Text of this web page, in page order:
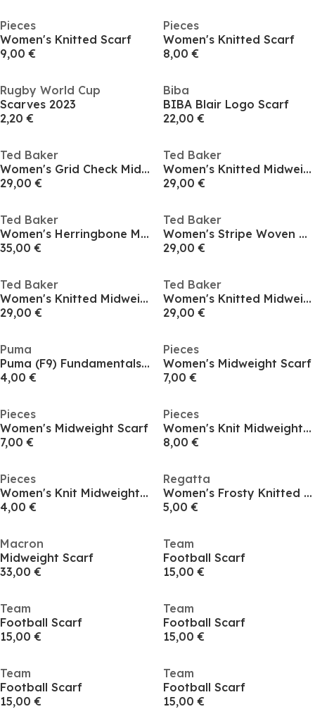
Pieces
Women's Knitted Scarf
9,00 €
Pieces
Women's Knitted Scarf
8,00 €
Rugby World Cup
Scarves 2023
2,20 €
Biba
BIBA Blair Logo Scarf
22,00 €
Ted Baker
Women's Grid Check Midweight Scarf
29,00 €
Ted Baker
Women's Knitted Midweight Scarf
29,00 €
Ted Baker
Women's Herringbone Midweight Scarf
35,00 €
Ted Baker
Women's Stripe Woven Midweight Scarf
29,00 €
Ted Baker
Women's Knitted Midweight Scarf
29,00 €
Ted Baker
Women's Knitted Midweight Scarf
29,00 €
Puma
Puma (F9) Fundamentals Finse Scarf Unisex Adults
4,00 €
Pieces
Women's Midweight Scarf
7,00 €
Pieces
Women's Midweight Scarf
7,00 €
Pieces
Women's Knit Midweight Scarf
8,00 €
Pieces
Women's Knit Midweight Scarf
4,00 €
Regatta
Women's Frosty Knitted Scarf
5,00 €
Macron
Midweight Scarf
33,00 €
Team
Football Scarf
15,00 €
Team
Football Scarf
15,00 €
Team
Football Scarf
15,00 €
Team
Football Scarf
15,00 €
Team
Football Scarf
15,00 €